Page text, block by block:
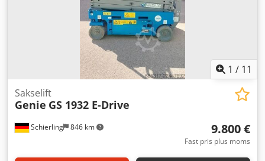
1 / 11
Schierling 846 km
Sakselift
Genie GS 1932 E-Drive
9.800 €
Fast pris plus moms